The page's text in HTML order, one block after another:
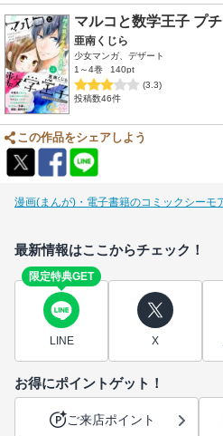
マルコと数学王子 プ
亜南くじら
少女マンガ、デザート
1～4巻
140pt
(3.3)
投稿数46件
この作品をシェアしよう
漫画(まんが)・電子書籍のコミックシーモ
最新情報はここからチェック！
限定特典GET
LINE X
お得にポイントゲット！
ご来店ポイント